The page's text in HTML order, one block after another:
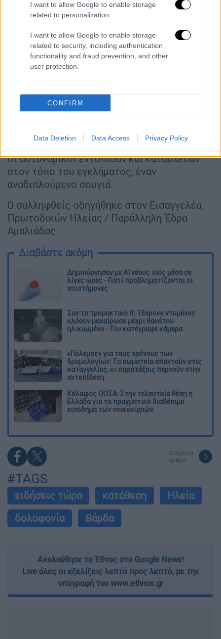
I want to allow Google to enable storage
related to personalization.
I want to allow Google to enable storage
related to security, including authentication
functionality and fraud prevention, and other
user protection.
CONFIRM
Data Deletion Data Access Privacy Policy
Συνελήφθη, χθες το απόγευμα, στο Ψάρι
Ηλείας, από αστυνομικούς της μικτής
περιπολίας του Αστυνομικού Τμήματος
Βουπρασίας, ένας αλλοδαπός άνδρας, σε
βάρος του οποίου σχηματίσθηκε δικογραφία
για ανθρωποκτονία από πρόθεση και
Ειδικότερα, ο κατηγορούμενος χθες το
μεσημέρι, ευρισκόμενος σε θερμοκήπιο στο
Ψάρι Ηλείας, έπληξε με μαχαίρι έναν 24χρονο
ομοεθνή του και τον τραυμάτισε θανάσιμα.
Οι αστυνομικοί εντόπισαν και κατάσχεσαν
στον τόπο του εγκλήματος, έναν
αναδιπλούμενο σουγιά.
Ο συλληφθείς οδηγήθηκε στον Εισαγγελέα
Πρωτοδικών Ηλείας / Παράλληλη Έδρα
Αμαλιάδας.
Διαβάστε ακόμη
Δημιούργησαν με AI νέους ιούς μέσα σε
λίγες ώρες - Γιατί προβληματίζονται οι
επιστήμονες
Σαν το τρομακτικό It: 15χρονο ντυμένος
κλόουν μαχαίρωσε μέχρι θανάτου
ηλικιωμένο - Τον κατέγραψε κάμερα
«Πόλεμος» για τους χρόνους των
δρομολογίων: Τα σωματεία απαντούν στις
καταγγελίες, οι παρατάξεις περνούν στην
αντεπίθεση
Κόλαφος ΟΟΣΑ: Στην τελευταία θέση η
Ελλάδα για το πραγματικό διαθέσιμο
εισόδημα των νοικοκυριών
επόμενο
άρθρο
#TAGS
ειδήσεις τώρα κατάθεση
Ηλεία
δολοφονία
Βάρδα
Ακολούθησε το Έθνος στο Google News!
Live όλες οι εξελίξεις λεπτό προς λεπτό, με την
υπογραφή του www.ethnos.gr